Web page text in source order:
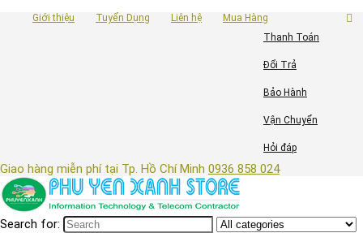
Giới thiệu Tuyển Dụng Liên hệ
Mua Hàng
Thanh Toán
Đổi Trả
Bảo Hành
Vận Chuyển
Hỏi đáp
Giao hàng miễn phí tại Tp. Hồ Chí Minh 0936 858 024
Search for: